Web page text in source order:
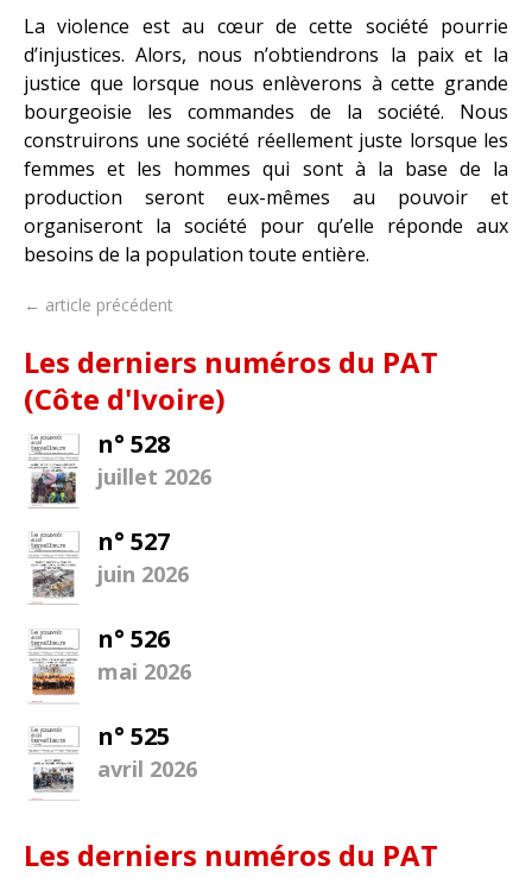
La violence est au cœur de cette société pourrie
d’injustices. Alors, nous n’obtiendrons la paix et la
justice que lorsque nous enlèverons à cette grande
bourgeoisie les commandes de la société. Nous
construirons une société réellement juste lorsque les
femmes et les hommes qui sont à la base de la
production seront eux-mêmes au pouvoir et
organiseront la société pour qu’elle réponde aux
besoins de la population toute entière.
← article précédent
Les derniers numéros du PAT
(Côte d'Ivoire)
n° 528
juillet 2026
n° 527
juin 2026
n° 526
mai 2026
n° 525
avril 2026
Les derniers numéros du PAT